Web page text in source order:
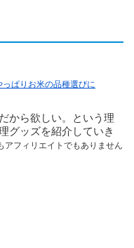
ぱりお米の品種選びに
から欲しい。という理
グッズを紹介していき
アフィリエイトでもありません